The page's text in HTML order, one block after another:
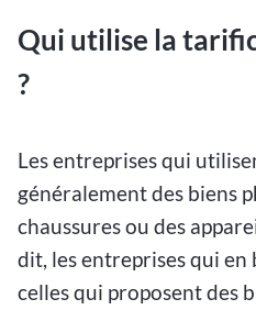
Qui utilise la
?
Les entreprises qui
généralement des biens
chaussures ou des
dit, les entreprises qui
celles qui proposent des